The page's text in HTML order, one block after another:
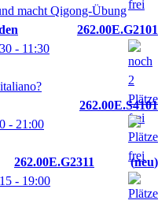
262.00E.G2101
- 11:30
262.00E.S4101
- 21:00
262.00E.G2311
neu
- 19:00